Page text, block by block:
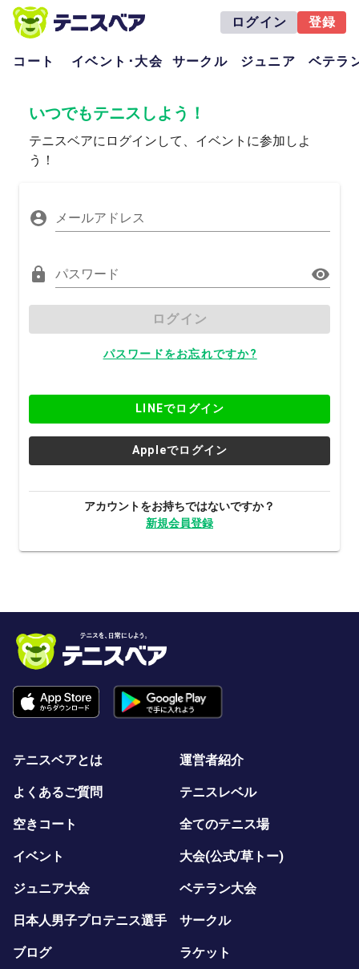
ログイン 登録
コート イベント･大会 サークル ジュニア ベテラ
いつでもテニスしよう！
テニスベアにログインして、イベントに参加しよ
う！
メールアドレス
パスワード
ログイン
パスワードをお忘れですか?
LINEでログイン
Appleでログイン
アカウントをお持ちではないですか？
新規会員登録
テニスベアとは 運営者紹介
よくあるご質問 テニスレベル
空きコート 全てのテニス場
イベント 大会(公式/草トー)
ジュニア大会 ベテラン大会
日本人男子プロテニス選手 サークル
ブログ ラケット